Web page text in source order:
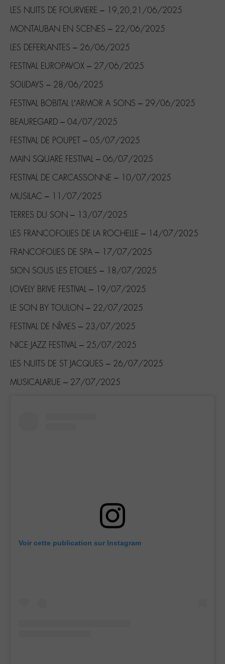
LES NUITS DE FOURVIERE – 19,20,21/06/2025
MONTAUBAN EN SCENES – 22/06/2025
LES DEFERLANTES – 26/06/2025
FESTIVAL EUROPAVOX – 27/06/2025
SOLIDAYS – 28/06/2025
FESTIVAL BOBITAL L’ARMOR A SONS – 29/06/2025
BEAUREGARD – 04/07/2025
FESTIVAL DE POUPET – 05/07/2025
MAIN SQUARE FESTIVAL – 06/07/2025
FESTIVAL DE CARCASSONNE – 10/07/2025
MUSILAC – 11/07/2025
TERRES DU SON – 13/07/2025
LES FRANCOFOLIES DE LA ROCHELLE – 14/07/2025
FRANCOFOLIES DE SPA – 17/07/2025
SION SOUS LES ETOILES – 18/07/2025
LOVELY BRIVE FESTIVAL – 19/07/2025
LE SON BY TOULON – 22/07/2025
FESTIVAL DE NÎMES – 23/07/2025
NICE JAZZ FESTIVAL – 25/07/2025
LES NUITS DE ST JACQUES – 26/07/2025
MUSICALARUE – 27/07/2025
Voir cette publication sur Instagram